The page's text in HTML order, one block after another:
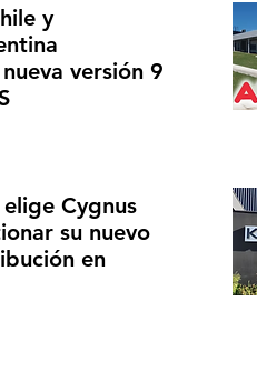
y
versión 9
elige Cygnus
su nuevo
en